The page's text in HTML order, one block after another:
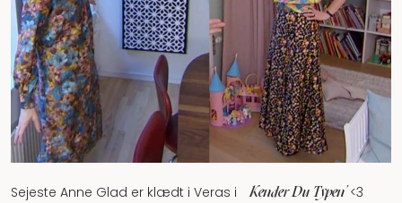
Sejeste Anne Glad er klædt i Veras i ‘Kender Du Typen’<3